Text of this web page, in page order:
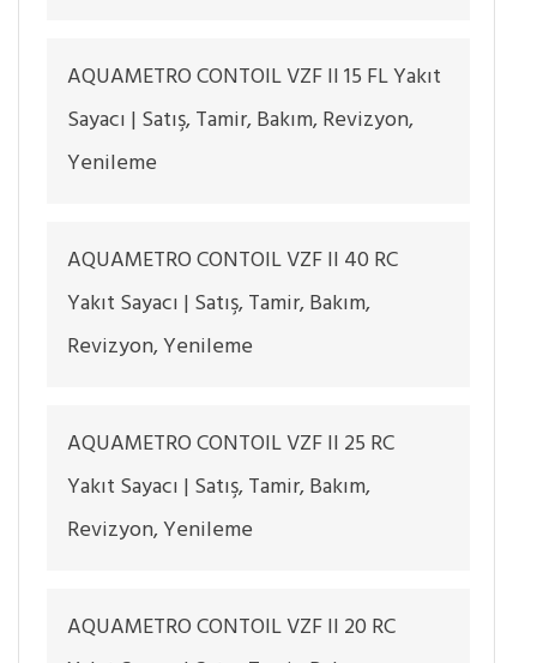
AQUAMETRO CONTOIL VZF II 15 FL Yakıt
Sayacı | Satış, Tamir, Bakım, Revizyon,
Yenileme
AQUAMETRO CONTOIL VZF II 40 RC
Yakıt Sayacı | Satış, Tamir, Bakım,
Revizyon, Yenileme
AQUAMETRO CONTOIL VZF II 25 RC
Yakıt Sayacı | Satış, Tamir, Bakım,
Revizyon, Yenileme
AQUAMETRO CONTOIL VZF II 20 RC